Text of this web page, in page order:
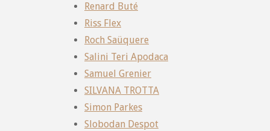
Renard Buté
Riss Flex
Roch Saüquere
Salini Teri Apodaca
Samuel Grenier
SILVANA TROTTA
Simon Parkes
Slobodan Despot